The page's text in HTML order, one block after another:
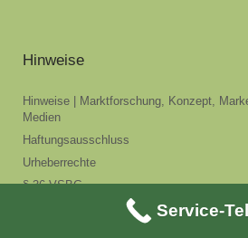
Hinweise
Hinweise | Marktforschung, Konzept,
Medien
Haftungsausschluss
Urheberrechte
§ 36 VSBG
Service-